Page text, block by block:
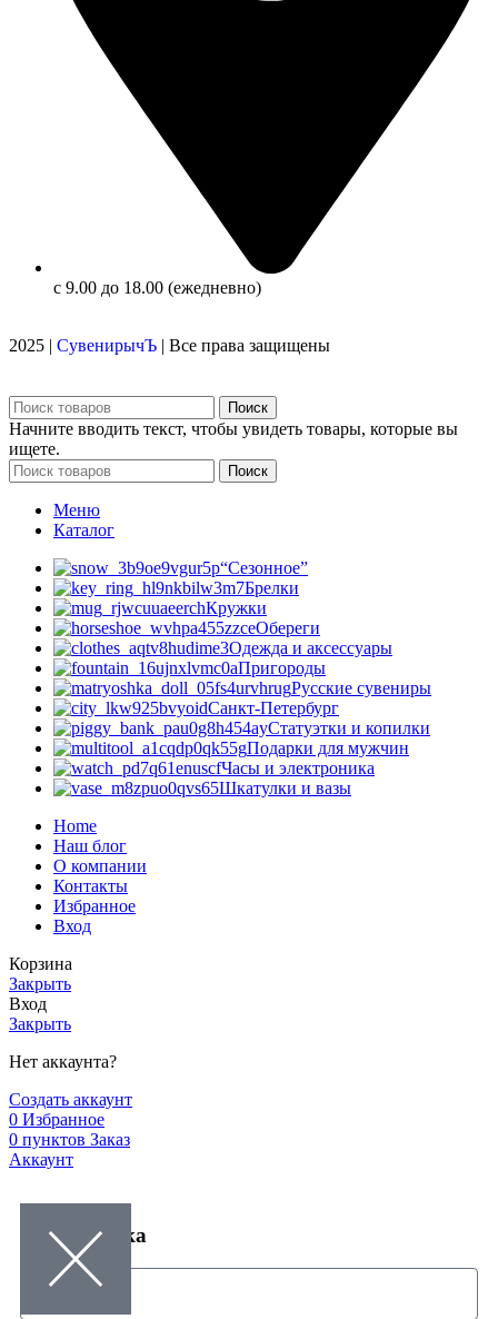
с 9.00 до 18.00 (ежедневно)
2025 | СувенирычЪ | Все права защищены
Поиск
Начните вводить текст, чтобы увидеть товары, которые вы
ищете.
Поиск
Меню
Каталог
“Сезонное”
Брелки
Кружки
Обереги
Одежда и аксессуары
Пригороды
Русские сувениры
Санкт-Петербург
Статуэтки и копилки
Подарки для мужчин
Часы и электроника
Шкатулки и вазы
Home
Наш блог
О компании
Контакты
Избранное
Вход
Корзина
Закрыть
Вход
Закрыть
Нет аккаунта?
Создать аккаунт
0 Избранное
0 пунктов Заказ
Аккаунт
Заказ звонка